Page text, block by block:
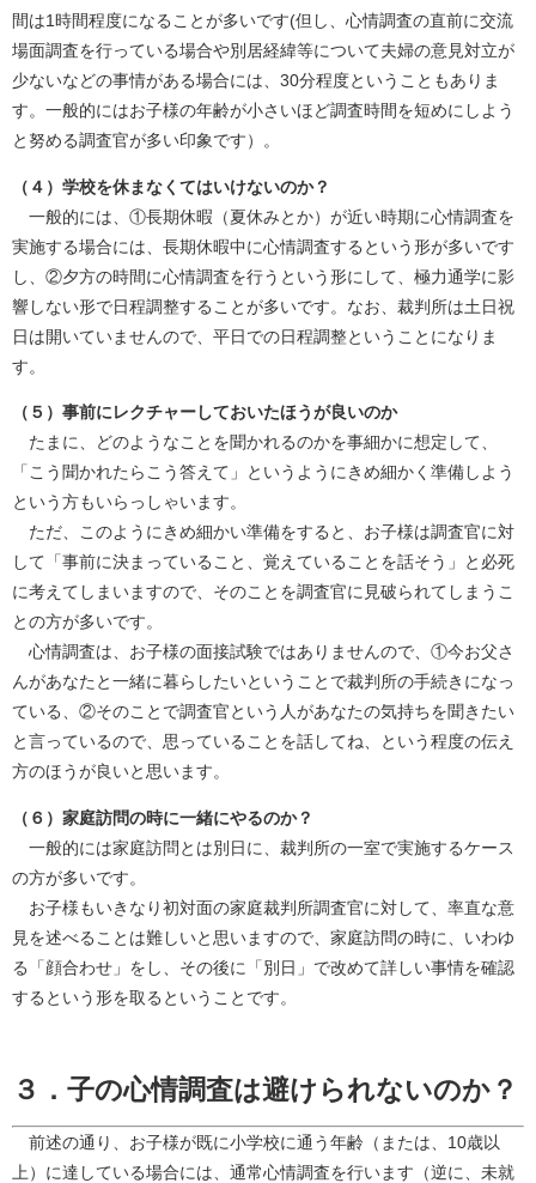
間は1時間程度になることが多いです(但し、心情調査の直前に交流
場面調査を行っている場合や別居経緯等について夫婦の意見対立が
少ないなどの事情がある場合には、30分程度ということもありま
す。一般的にはお子様の年齢が小さいほど調査時間を短めにしよう
と努める調査官が多い印象です）。
（４）学校を休まなくてはいけないのか？
一般的には、①長期休暇（夏休みとか）が近い時期に心情調査を
実施する場合には、長期休暇中に心情調査するという形が多いです
し、②夕方の時間に心情調査を行うという形にして、極力通学に影
響しない形で日程調整することが多いです。なお、裁判所は土日祝
日は開いていませんので、平日での日程調整ということになりま
す。
（５）事前にレクチャーしておいたほうが良いのか
たまに、どのようなことを聞かれるのかを事細かに想定して、
「こう聞かれたらこう答えて」というようにきめ細かく準備しよう
という方もいらっしゃいます。
ただ、このようにきめ細かい準備をすると、お子様は調査官に対
して「事前に決まっていること、覚えていることを話そう」と必死
に考えてしまいますので、そのことを調査官に見破られてしまうこ
との方が多いです。
心情調査は、お子様の面接試験ではありませんので、①今お父さ
んがあなたと一緒に暮らしたいということで裁判所の手続きになっ
ている、②そのことで調査官という人があなたの気持ちを聞きたい
と言っているので、思っていることを話してね、という程度の伝え
方のほうが良いと思います。
（６）家庭訪問の時に一緒にやるのか？
一般的には家庭訪問とは別日に、裁判所の一室で実施するケース
の方が多いです。
お子様もいきなり初対面の家庭裁判所調査官に対して、率直な意
見を述べることは難しいと思いますので、家庭訪問の時に、いわゆ
る「顔合わせ」をし、その後に「別日」で改めて詳しい事情を確認
するという形を取るということです。
３．子の心情調査は避けられないのか？
前述の通り、お子様が既に小学校に通う年齢（または、10歳以
上）に達している場合には、通常心情調査を行います（逆に、未就